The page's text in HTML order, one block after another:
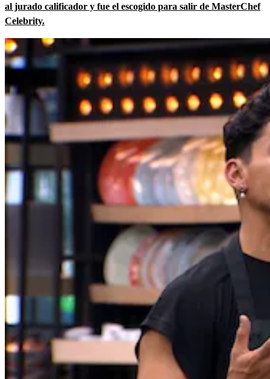
al jurado calificador y fue el escogido para salir de MasterChef
Celebrity.